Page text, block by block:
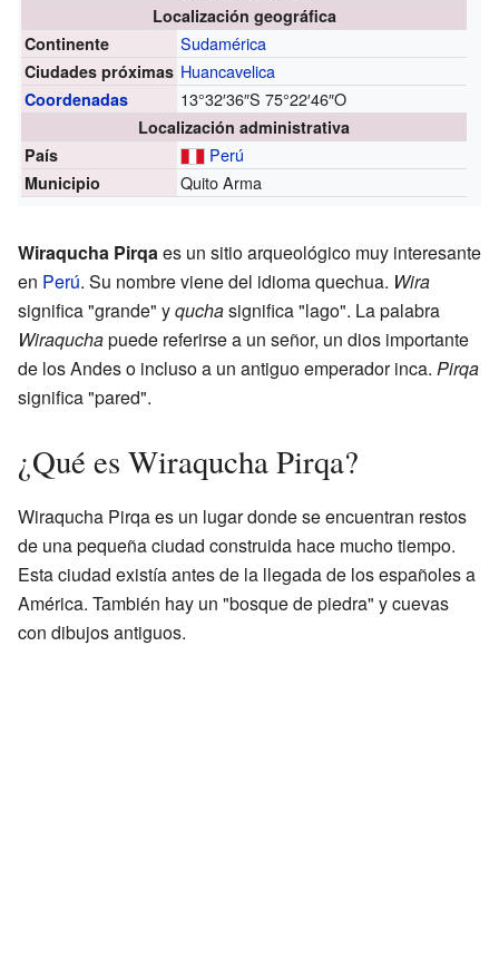
Localización geográfica
Continente
Sudamérica
Ciudades próximas Huancavelica
Coordenadas 13°32′36″S 75°22′46″O
Localización administrativa
País
Perú
Municipio Quito Arma
Wiraqucha Pirqaes un sitio arqueológico muy interesante
en Perú. Su nombre viene del idioma quechua. Wira
significa "grande" yquchasignifica "lago". La palabra
Wiraquchapuede referirse a un señor, un dios importante
de los Andes o incluso a un antiguo emperador inca. Pirqa
significa "pared".
¿Qué es Wiraqucha Pirqa?
Wiraqucha Pirqa es un lugar donde se encuentran restos
de una pequeña ciudad construida hace mucho tiempo.
Esta ciudad existía antes de la llegada de los españoles a
América. También hay un "bosque de piedra" y cuevas
con dibujos antiguos.